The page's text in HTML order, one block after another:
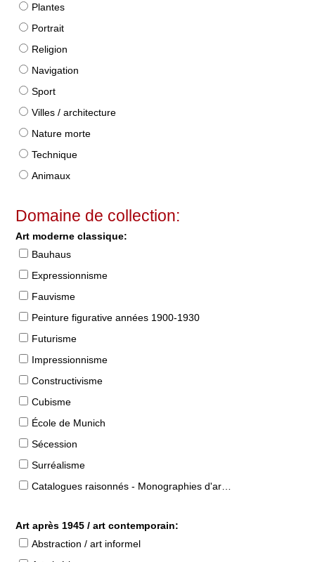
Plantes
Portrait
Religion
Navigation
Sport
Villes / architecture
Nature morte
Technique
Animaux
Domaine de collection:
Art moderne classique:
Bauhaus
Expressionnisme
Fauvisme
Peinture figurative années 1900-1930
Futurisme
Impressionnisme
Constructivisme
Cubisme
École de Munich
Sécession
Surréalisme
Catalogues raisonnés - Monographies d'artistes
Art après 1945 / art contemporain:
Abstraction / art informel